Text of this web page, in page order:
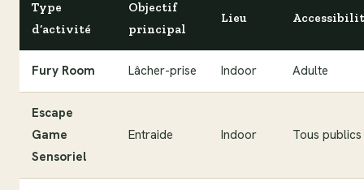
Type
d’activité
Objectif
principal
Lieu
Fury Room Lâcher-prise Indoor Adulte
Escape
Game
Sensoriel
Entraide Indoor Tous publics